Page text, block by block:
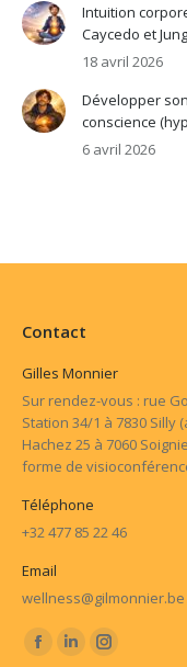
Intuition
Caycedo et Jung
18 avril 2026
Développer
conscience
6 avril 2026
Contact
Gilles Monnier
Sur rendez-vous : rue
Station 34/1 à 7830 Silly
Hachez 25 à 7060
forme de
Téléphone
+32 477 85 22 46
Email
wellness@gilmonnier.be
Trouvez nous sur :
Facebook
LinkedInInstagram